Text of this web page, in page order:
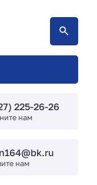
225-26-26
нам
нам